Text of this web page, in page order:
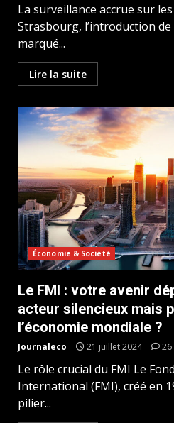
La surveillance accrue sur
Strasbourg, l’introduction
marqué...
Lire la suite
Économie & Société
Le FMI : votre avenir
acteur silencieux mais
l’économie mondiale ?
Journaleco 21 juillet 2024 26
Le rôle crucial du FMI Le
International (FMI), créé en
pilier...